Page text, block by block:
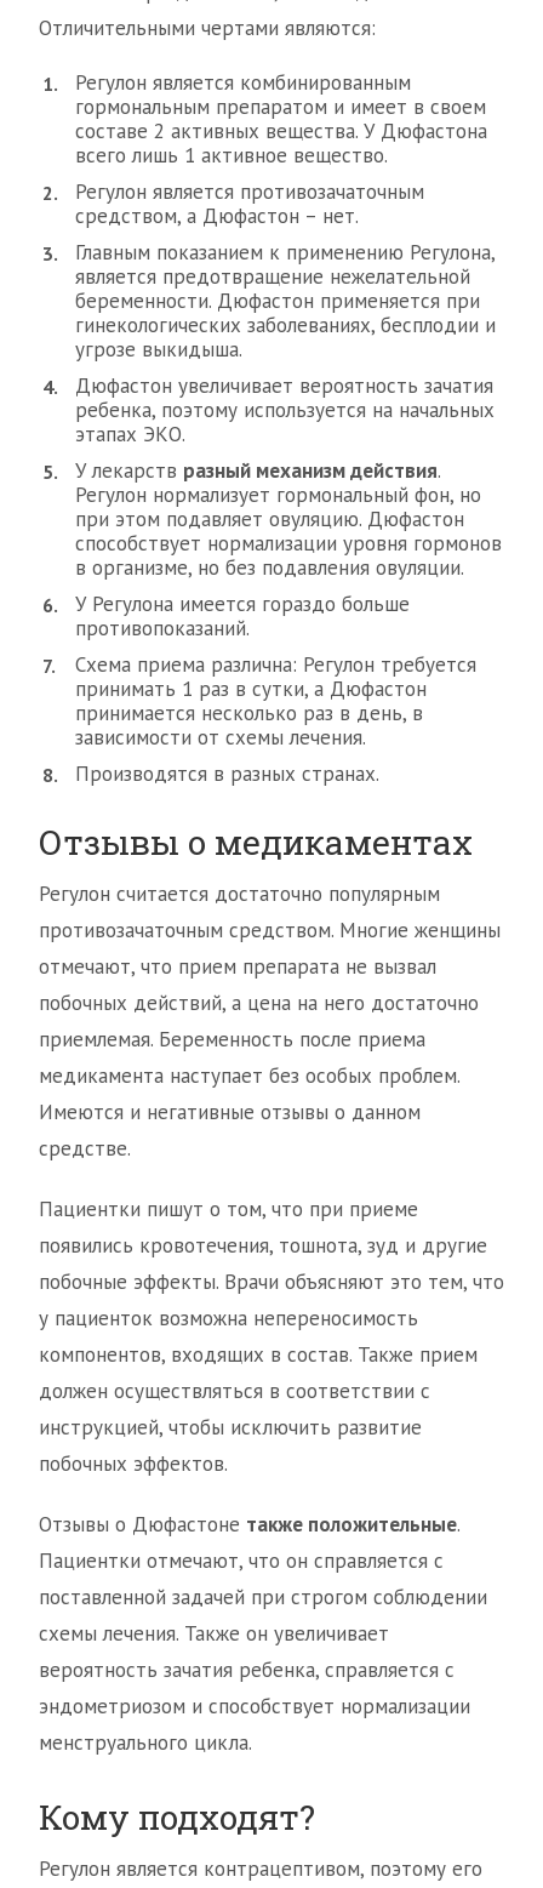
Отличительными чертами являются:
Регулон является комбинированным
гормональным препаратом и имеет в своем
составе 2 активных вещества. У Дюфастона
всего лишь 1 активное вещество.
Регулон является противозачаточным
средством, а Дюфастон – нет.
Главным показанием к применению Регулона,
является предотвращение нежелательной
беременности. Дюфастон применяется при
гинекологических заболеваниях, бесплодии и
угрозе выкидыша.
Дюфастон увеличивает вероятность зачатия
ребенка, поэтому используется на начальных
этапах ЭКО.
У лекарств разный механизм действия.
Регулон нормализует гормональный фон, но
при этом подавляет овуляцию. Дюфастон
способствует нормализации уровня гормонов
в организме, но без подавления овуляции.
У Регулона имеется гораздо больше
противопоказаний.
Схема приема различна: Регулон требуется
принимать 1 раз в сутки, а Дюфастон
принимается несколько раз в день, в
зависимости от схемы лечения.
Производятся в разных странах.
Отзывы о медикаментах
Регулон считается достаточно популярным
противозачаточным средством. Многие женщины
отмечают, что прием препарата не вызвал
побочных действий, а цена на него достаточно
приемлемая. Беременность после приема
медикамента наступает без особых проблем.
Имеются и негативные отзывы о данном
средстве.
Пациентки пишут о том, что при приеме
появились кровотечения, тошнота, зуд и другие
побочные эффекты. Врачи объясняют это тем, что
у пациенток возможна непереносимость
компонентов, входящих в состав. Также прием
должен осуществляться в соответствии с
инструкцией, чтобы исключить развитие
побочных эффектов.
Отзывы о Дюфастоне также положительные.
Пациентки отмечают, что он справляется с
поставленной задачей при строгом соблюдении
схемы лечения. Также он увеличивает
вероятность зачатия ребенка, справляется с
эндометриозом и способствует нормализации
менструального цикла.
Кому подходят?
Регулон является контрацептивом, поэтому его